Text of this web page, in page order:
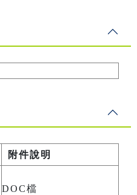
附件說明
DOC檔